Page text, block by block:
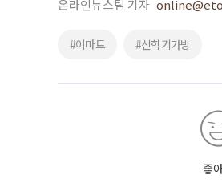
온라인뉴스팀 기자
#이마트 #신학기가방
좋